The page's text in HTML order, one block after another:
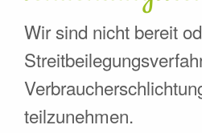
Wir sind nicht bereit
teilzunehmen.